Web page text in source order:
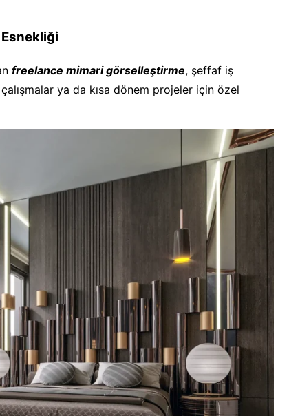
freelance mimari görselleştirme, şeffaf iş
ya da kısa dönem projeler için özel